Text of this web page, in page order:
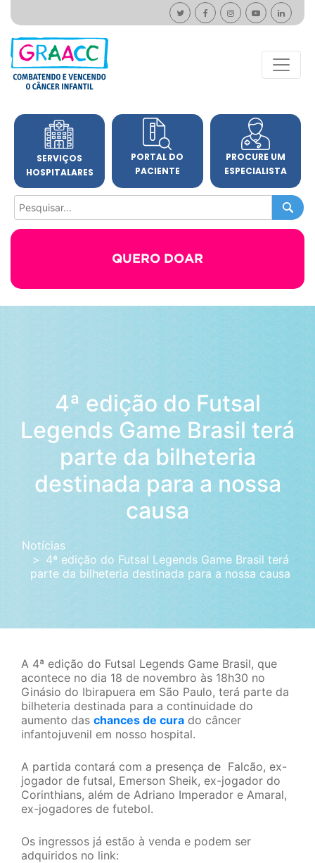
SERVIÇOS
HOSPITALARES
PORTAL DO
PACIENTE
PROCURE UM
ESPECIALISTA
QUERO DOAR
4ª edição do Futsal
Legends Game Brasil terá
parte da bilheteria
destinada para a nossa
causa
Notícias
4ª edição do Futsal Legends Game Brasil terá
parte da bilheteria destinada para a nossa causa
A 4ª edição do Futsal Legends Game Brasil, que
acontece no dia 18 de novembro às 18h30 no
Ginásio do Ibirapuera em São Paulo, terá parte da
bilheteria destinada para a continuidade do
aumento das chances de cura do câncer
infantojuvenil em nosso hospital.
A partida contará com a presença de Falcão, ex-
jogador de futsal, Emerson Sheik, ex-jogador do
Corinthians, além de Adriano Imperador e Amaral,
ex-jogadores de futebol.
Os ingressos já estão à venda e podem ser
adquiridos no link: